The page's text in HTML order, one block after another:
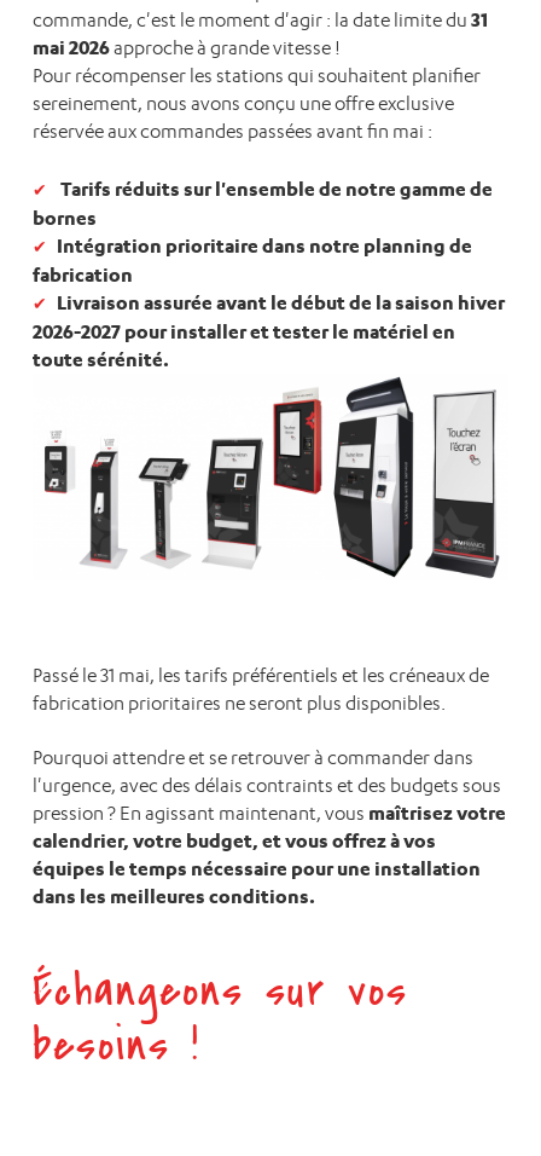
commande, c'est le moment d'agir : la date limite du 31
mai 2026approche à grande vitesse !
Pour récompenser les stations qui souhaitent planifier
sereinement, nous avons conçu une offre exclusive
réservée aux commandes passées avant fin mai :
Tarifs réduits sur l'ensemble de notre gamme de
bornes
Intégration prioritaire dans notre planning de
fabrication
Livraison assurée avant le début de la saison hiver
2026-2027 pour installer et tester le matériel en
toute sérénité.
Passé le 31 mai, les tarifs préférentiels et les créneaux de
fabrication prioritaires ne seront plus disponibles.
Pourquoi attendre et se retrouver à commander dans
l'urgence, avec des délais contraints et des budgets sous
pression ? En agissant maintenant, vous maîtrisez votre
calendrier, votre budget, et vous offrez à vos
équipes le temps nécessaire pour une installation
dans les meilleures conditions.
Échangeons sur vos
besoins !